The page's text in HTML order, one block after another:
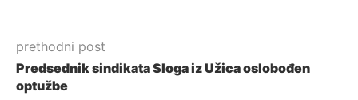
prethodni post
Predsednik sindikata Sloga iz Užica oslobođen
optužbe